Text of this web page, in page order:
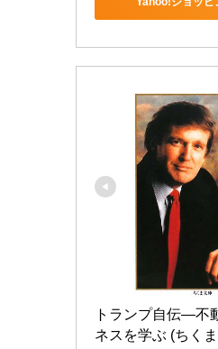
トランプ自伝―不
ネスを学ぶ (ちく